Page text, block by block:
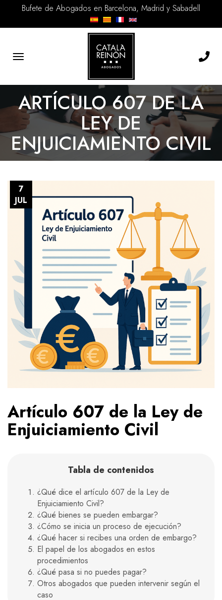
Bufete de Abogados en Barcelona, Madrid y Sabadell
Toggle
ARTÍCULO 607 DE LA
LEY DE
ENJUICIAMIENTO CIVIL
7
JUL
Artículo 607 de la Ley de
Enjuiciamiento Civil
Tabla de contenidos
¿Qué dice el artículo 607 de la Ley de
Enjuiciamiento Civil?
¿Qué bienes se pueden embargar?
¿Cómo se inicia un proceso de ejecución?
¿Qué hacer si recibes una orden de embargo?
El papel de los abogados en estos
procedimientos
¿Qué pasa si no puedes pagar?
Otros abogados que pueden intervenir según el
caso